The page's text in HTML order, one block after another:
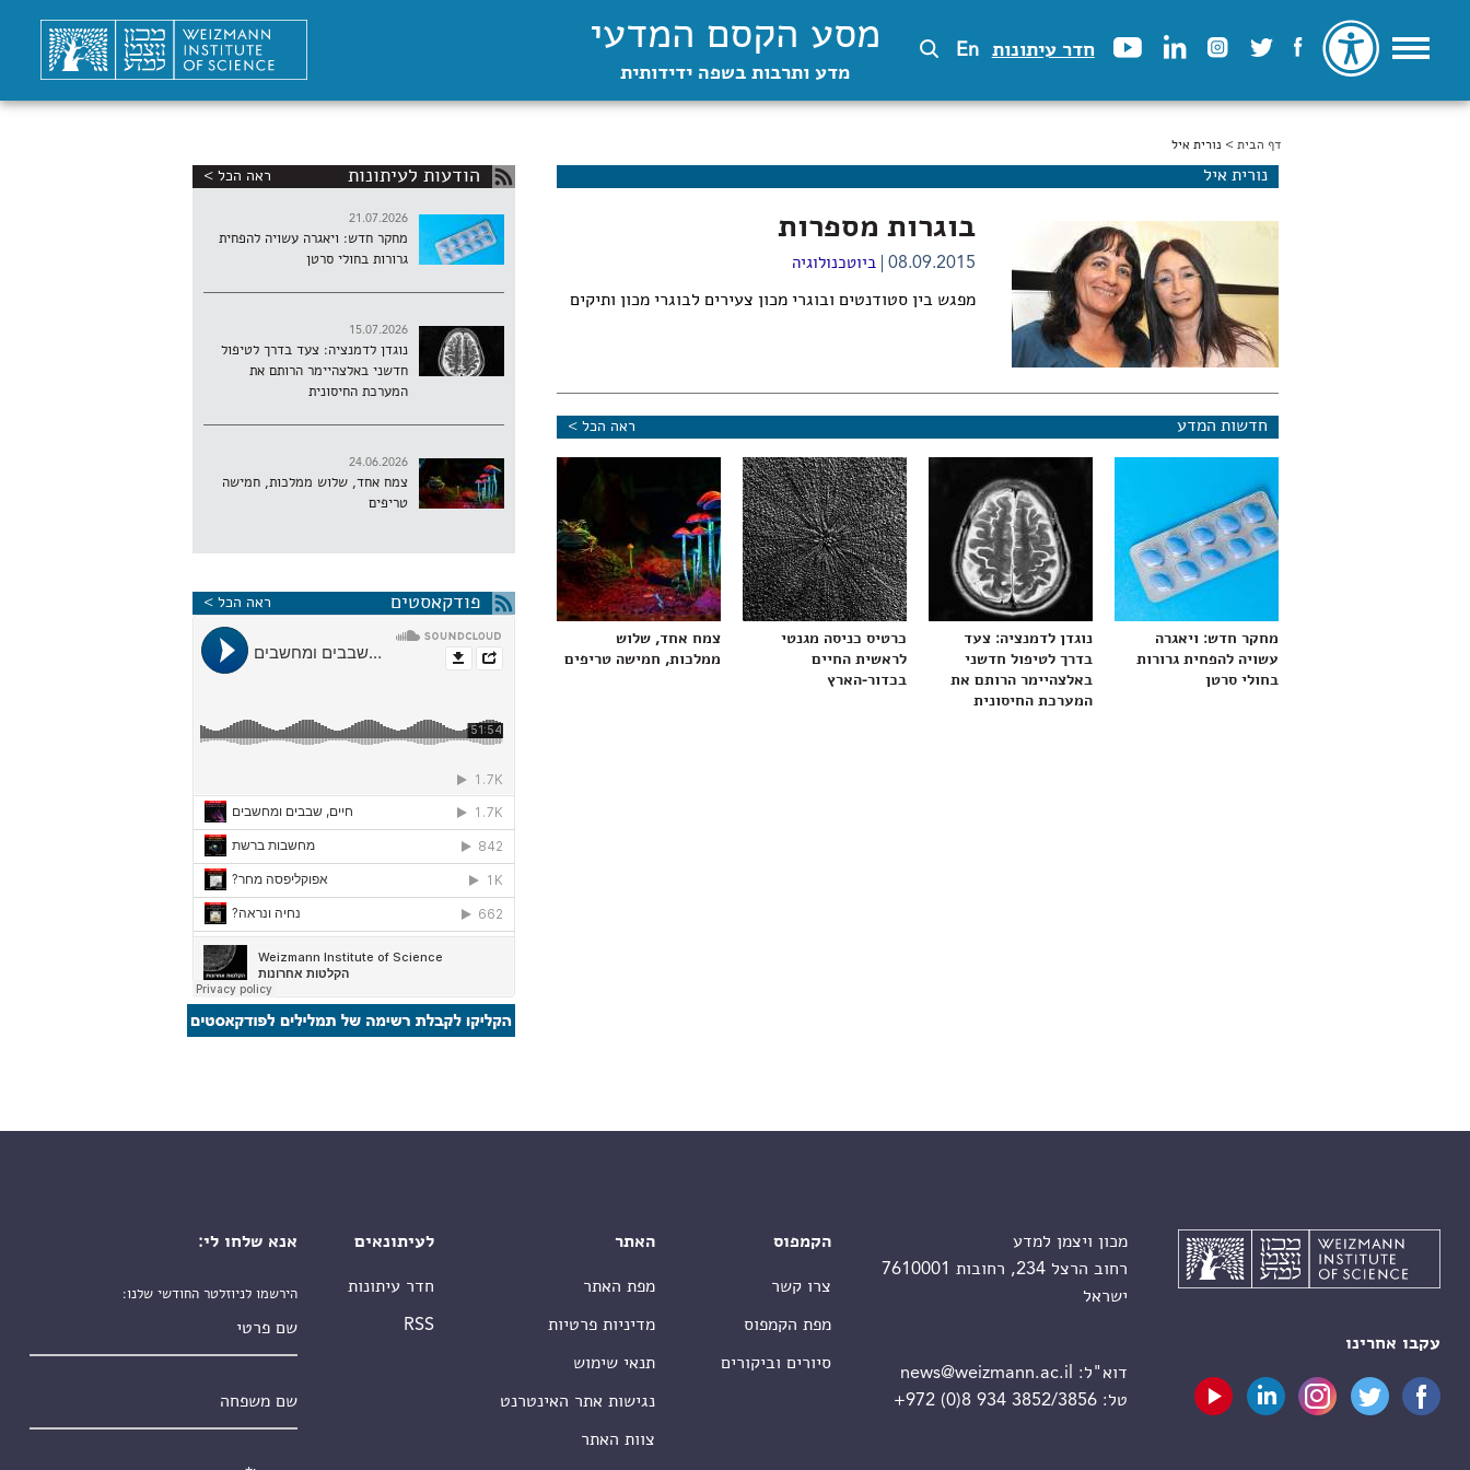
חדר עיתונות En מסע הקסם המדעי
מדע ותרבות בשפה ידידותית
הינך נמצא כאן
דף הבית > נורית איל
נורית איל
בוגרות מספרות
08.09.2015 ביוטכנולוגיה
מפגש בין סטודנטים ובוגרי מכון צעירים לבוגרי מכון ותיקים
חדשות המדע ראה הכל >
מחקר חדש: ויאגרה
עשויה להפחית גרורות
בחולי סרטן
נוגדן לדמנציה: צעד
בדרך לטיפול חדשני
באלצהיימר הרותם את
המערכת החיסונית
כרטיס כניסה מגנטי
לראשית החיים
בכדור-הארץ
צמח אחד, שלוש
ממלכות, חמישה טריפים
הודעות לעיתונות ראה הכל >
21.07.2026
מחקר חדש: ויאגרה עשויה להפחית
גרורות בחולי סרטן
15.07.2026
נוגדן לדמנציה: צעד בדרך לטיפול
חדשני באלצהיימר הרותם את
המערכת החיסונית
24.06.2026
צמח אחד, שלוש ממלכות, חמישה
טריפים
פודקאסטים ראה הכל >
עקבו אחרינו
מכון ויצמן למדע
רחוב הרצל 234, רחובות 7610001
ישראל
דוא"ל:
news@weizmann.ac.il
טל:+972 (0)8 934 3852/3856
הקמפוס
צרו קשר
מפת הקמפוס
סיורים וביקורים
האתר
מפת האתר
מדיניות פרטיות
תנאי שימוש
נגישות אתר האינטרנט
צוות האתר
לעיתונאים
חדר עיתונות
RSS
אנא שלחו לי:
הירשמו לניוזלטר החודשי שלנו: